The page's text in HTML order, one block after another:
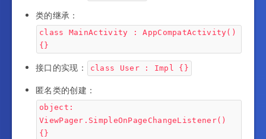
类的继承：
class MainActivity : AppCompatActivity()
{}
接口的实现： class User : Impl {}
匿名类的创建：
object:
ViewPager.SimpleOnPageChangeListener()
{}